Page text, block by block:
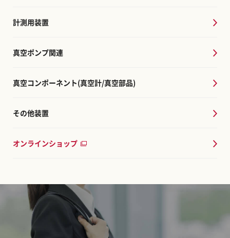
計測用装置
真空ポンプ関連
真空コンポーネント(真空計/真空部品)
その他装置
オンラインショップ